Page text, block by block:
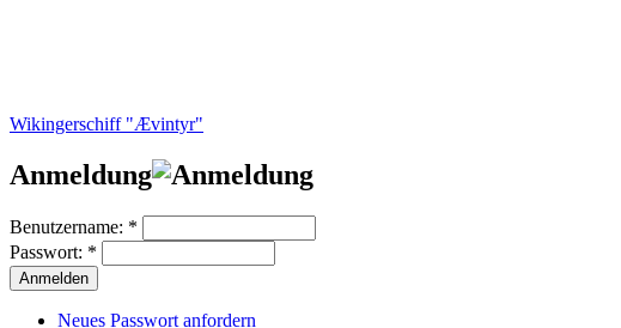
Wikingerschiff "Ævintyr"
Anmeldung
Benutzername: *
Passwort: *
Neues Passwort anfordern